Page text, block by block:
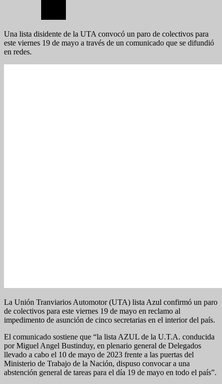
Una lista disidente de la UTA convocó un paro de colectivos para
este viernes 19 de mayo a través de un comunicado que se difundió
en redes.
La Unión Tranviarios Automotor (UTA) lista Azul confirmó un paro
de colectivos para este viernes 19 de mayo en reclamo al
impedimento de asunción de cinco secretarias en el interior del país.
El comunicado sostiene que “la lista AZUL de la U.T.A. conducida
por Miguel Angel Bustinduy, en plenario general de Delegados
llevado a cabo el 10 de mayo de 2023 frente a las puertas del
Ministerio de Trabajo de la Nación, dispuso convocar a una
abstención general de tareas para el día 19 de mayo en todo el país”.